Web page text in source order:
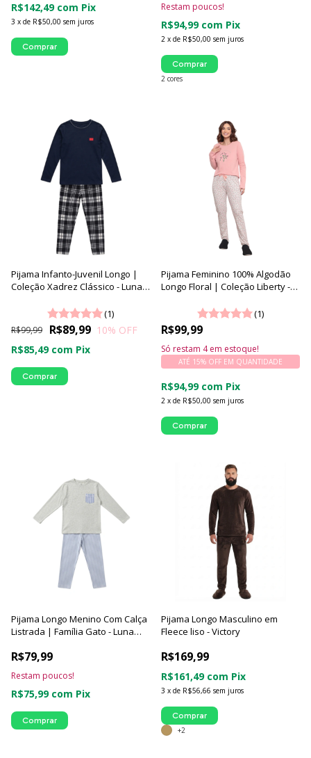
3 x de R$50,00 sem juros
R$142,49 com Pix
Comprar
2 x de R$50,00 sem juros
R$94,99 com Pix
Restam poucos!
2 cores
Comprar
Pijama Infanto-Juvenil Longo |
Coleção Xadrez Clássico - Luna
(1)
R$89,99
R$99,99 10% OFF
R$85,49 com Pix
Comprar
Pijama Feminino 100% Algodão
Longo Floral | Coleção Liberty -
(1)
R$99,99
2 x de R$50,00 sem juros
ATÉ 15% OFF EM QUANTIDADE
R$94,99 com Pix
Só restam 4em estoque!
Comprar
Pijama Longo Menino Com Calça
Listrada | Família Gato - Luna
R$79,99
R$75,99 com Pix
Restam poucos!
Comprar
Pijama Longo Masculino em
Fleece liso - Victory
R$169,99
3 x de R$56,66 sem juros
R$161,49 com Pix
+2
Comprar